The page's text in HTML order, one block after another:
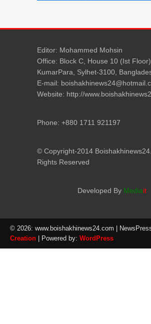
Editor: Mohammed Mohsin
Office: Block C, House 10 (Ist Floor)
KumarPara, Sylhet-3100,
E-mail:
Website: http://
Phone: +880 1711 921197
© Copyright-2014
Rights Reserved
Developed By Mediait
© 2026: www.boishakhinews24.com |
Creation | Powered by: WordPress